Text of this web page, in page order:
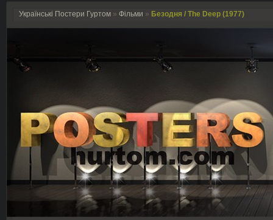
Українські Постери Гуртом » Фільми » Безодня / The Deep (1977)